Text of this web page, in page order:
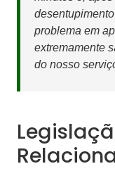
problema em
extremamente
do nosso